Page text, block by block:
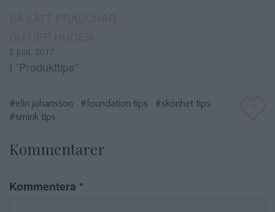
2 juni, 2017
I ”Produkttips”
#elin johansson #foundation tips
#skönhet tips
#smink tips
Kommentarer
Kommentera *